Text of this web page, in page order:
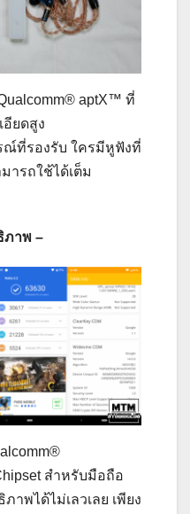
aptX™ ที่
ยดสูง
ณ์ที่รองรับ ใครมีหูฟังที่
ารถใช้ได้เต็ม
ภาพ –
สำหรับมือถือ
าพได้ไม่เลวเลย เพียง